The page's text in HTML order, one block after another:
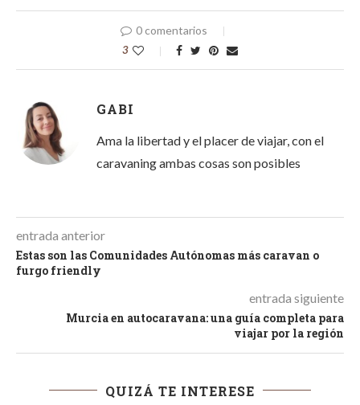
0 comentarios
3
GABI
Ama la libertad y el placer de viajar, con el
caravaning ambas cosas son posibles
entrada anterior
Estas son las Comunidades Autónomas más caravan o
furgo friendly
entrada siguiente
Murcia en autocaravana: una guía completa para
viajar por la región
QUIZÁ TE INTERESE